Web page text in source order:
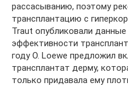
рассасыванию, поэтому
трансплантацию с
Traut опубликовали
эффективности
году O. Loewe предложил
трансплантат дерму,
только придавала ему